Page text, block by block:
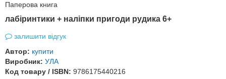
Паперова книга
лабіринтики + наліпки пригоди рудика 6+
залишити відгук
Автор: купити
Виробник: УЛА
Код товару / ISBN: 9786175440216